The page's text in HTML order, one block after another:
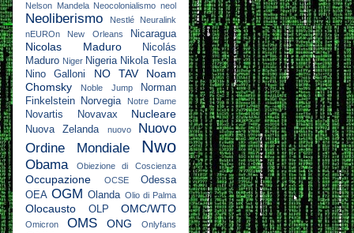
Nelson Mandela Neocolonialismo neol
Neoliberismo Nestlé
Neuralink
nEUROn
New Orleans Nicaragua
Nicolas Maduro
Nicolás
Maduro Niger Nigeria Nikola Tesla
Nino Galloni
NO TAV
Noam
Chomsky
Noble Jump
Norman
Finkelstein
Norvegia Notre Dame
Novartis Novavax Nucleare
Nuova Zelanda nuovo
Nuovo
Ordine Mondiale
Nwo
Obama Obiezione di Coscienza
Occupazione OCSE
Odessa
OEA OGM Olanda Olio di Palma
Olocausto OLP OMC/WTO
Omicron OMS ONG Onlyfans